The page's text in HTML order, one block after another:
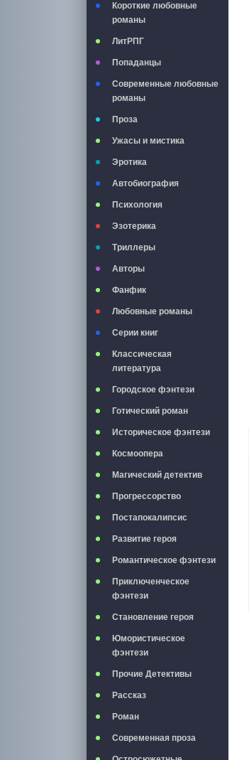
Короткие любовные
романы
ЛитРПГ
Попаданцы
Современные любовные
романы
Проза
Ужасы и мистика
Эротика
Автобиография
Психология
Эзотерика
Триллеры
Авторы
Фанфик
Любовные романы
Серии книг
Классическая
литература
Городское фэнтези
Готический роман
Историческое фэнтези
Космоопера
Магический детектив
Прогрессорство
Постапокалипсис
Развитие героя
Романтическое фэнтези
Приключенческое
фэнтези
Становление героя
Юмористическое
фэнтези
Прочие Детективы
Рассказ
Роман
Современная проза